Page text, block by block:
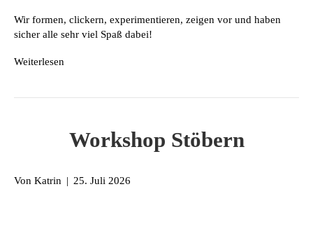
Wir formen, clickern, experimentieren, zeigen vor und haben
sicher alle sehr viel Spaß dabei!
Weiterlesen
Workshop Stöbern
Von Katrin | 25. Juli 2026